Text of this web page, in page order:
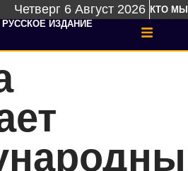
Четверг 6 Август 2026 КТО МЫ
РУССКОЕ ИЗДАНИЕ